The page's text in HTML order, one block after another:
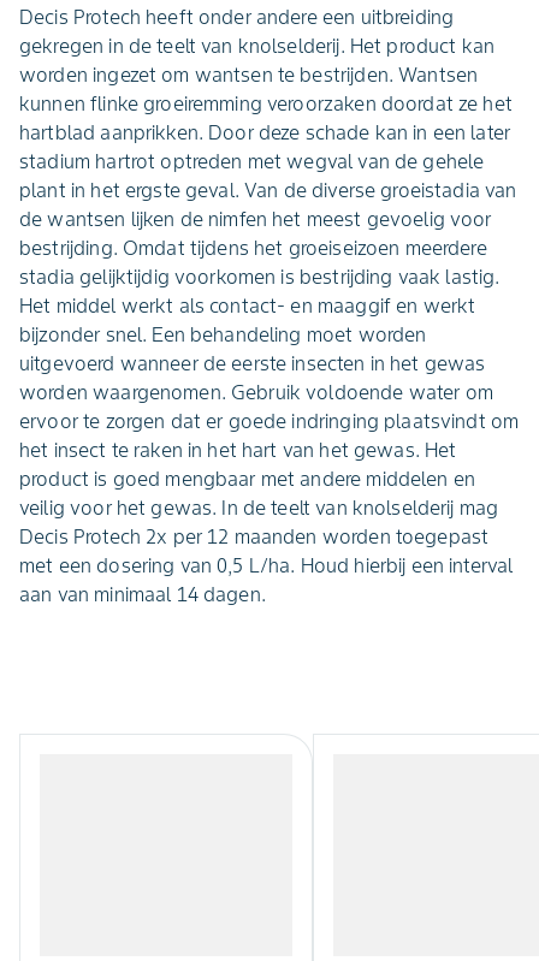
Decis Protech heeft onder andere een uitbreiding
gekregen in de teelt van knolselderij. Het product kan
worden ingezet om wantsen te bestrijden. Wantsen
kunnen flinke groeiremming veroorzaken doordat ze het
hartblad aanprikken. Door deze schade kan in een later
stadium hartrot optreden met wegval van de gehele
plant in het ergste geval. Van de diverse groeistadia van
de wantsen lijken de nimfen het meest gevoelig voor
bestrijding. Omdat tijdens het groeiseizoen meerdere
stadia gelijktijdig voorkomen is bestrijding vaak lastig.
Het middel werkt als contact- en maaggif en werkt
bijzonder snel. Een behandeling moet worden
uitgevoerd wanneer de eerste insecten in het gewas
worden waargenomen. Gebruik voldoende water om
ervoor te zorgen dat er goede indringing plaatsvindt om
het insect te raken in het hart van het gewas. Het
product is goed mengbaar met andere middelen en
veilig voor het gewas. In de teelt van knolselderij mag
Decis Protech 2x per 12 maanden worden toegepast
met een dosering van 0,5 L/ha. Houd hierbij een interval
aan van minimaal 14 dagen.